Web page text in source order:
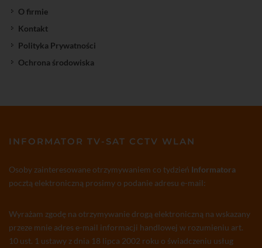
O firmie
Kontakt
Polityka Prywatności
Ochrona środowiska
INFORMATOR TV-SAT CCTV WLAN
Osoby zainteresowane otrzymywaniem co tydzień Informatora
pocztą elektroniczną prosimy o podanie adresu e-mail:
Wyrażam zgodę na otrzymywanie drogą elektroniczną na wskazany
przeze mnie adres e-mail informacji handlowej w rozumieniu art.
10 ust. 1 ustawy z dnia 18 lipca 2002 roku o świadczeniu usług